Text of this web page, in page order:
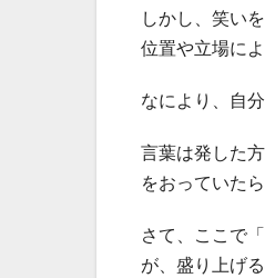
しかし、笑い
位置や立場に
なにより、自
言葉は発した
をおっていた
さて、ここで
が、盛り上げ